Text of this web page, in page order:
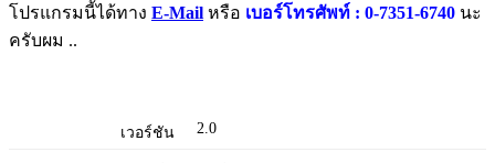
โปรแกรมนี้ได้ทาง E-Mail หรือ เบอร์โทรศัพท์ : 0-7351-6740 นะ
ครับผม ..
เวอร์ชัน 2.0